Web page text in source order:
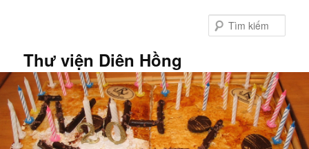
Thư viện Diên Hồng
kiếm